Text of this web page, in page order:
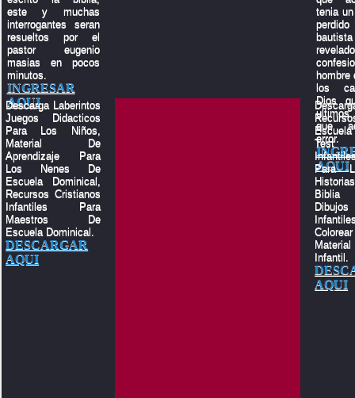
este y muchas
interrogantes seran
resueltos por el
pastor eugenio
masias en pocos
minutos.
INGRESAR
AQUI
tenia
hombre
los
Dios
que
error.
AQUI
Descarga Laberintos
Juegos Didacticos
Para Los Niños,
Material De
Aprendizaje Para
Los Nenes De
Escuela Dominical,
Recursos Cristianos
Infantiles Para
Maestros De
Escuela Dominical.
DESCARGAR
AQUI
Test
Para
Infantil.
AQUI